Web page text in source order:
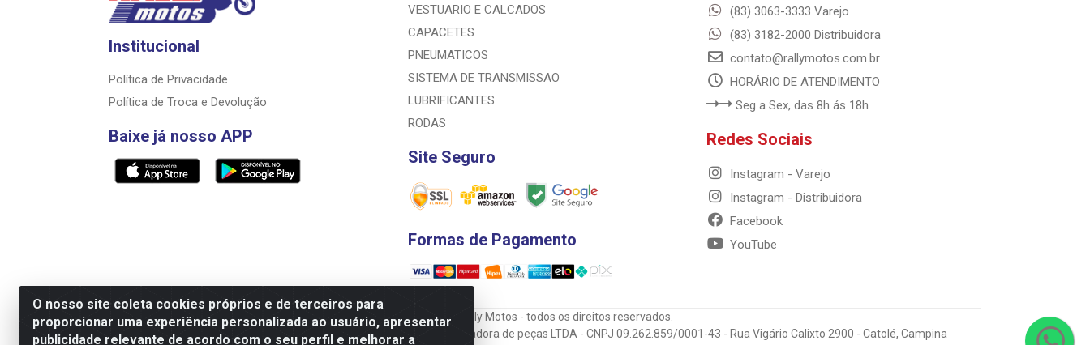
O nosso site coleta cookies próprios e de terceiros para
proporcionar uma experiência personalizada ao usuário, apresentar
publicidade relevante de acordo com o seu perfil e melhorar a
Institucional
Política de Privacidade
Política de Troca e Devolução
Baixe já nosso APP
VESTUARIO E CALCADOS
CAPACETES
PNEUMATICOS
SISTEMA DE TRANSMISSAO
LUBRIFICANTES
RODAS
Site Seguro
Formas de Pagamento
(83) 3063-3333 Varejo
(83) 3182-2000 Distribuidora
contato@rallymotos.com.br
HORÁRIO DE ATENDIMENTO
Seg a Sex, das 8h ás 18h
Redes Sociais
Instagram - Varejo
Instagram - Distribuidora
Facebook
YouTube
© 2023 Rally Motos - todos os direitos reservados.
Razão Social: Rally motos distribuidora, importadora e transportadora de peças LTDA - CNPJ 09.262.859/0001-43 - Rua Vigário Calixto 2900 - Catolé, Campina